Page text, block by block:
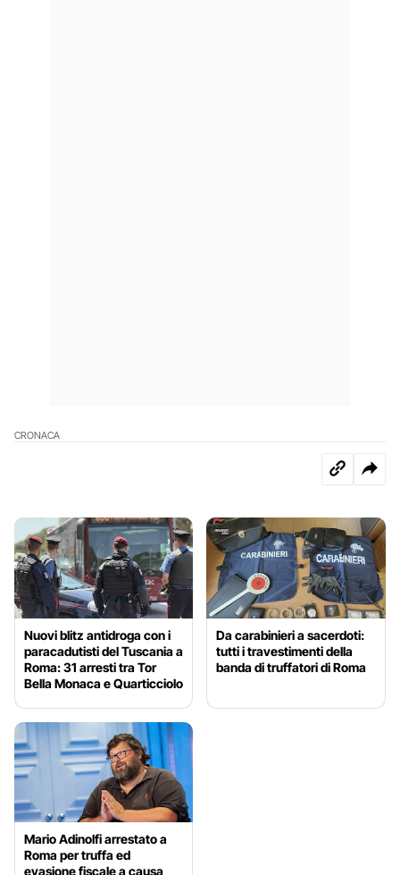
CRONACA
Nuovi blitz antidroga con i
paracadutisti del Tuscania a
Roma: 31 arresti tra Tor
Bella Monaca e Quarticciolo
Da carabinieri a sacerdoti:
tutti i travestimenti della
banda di truffatori di Roma
Mario Adinolfi arrestato a
Roma per truffa ed
evasione fiscale a causa